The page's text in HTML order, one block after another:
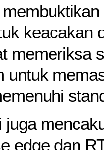
keacakan
memeriksa
untuk
juga
edge dan